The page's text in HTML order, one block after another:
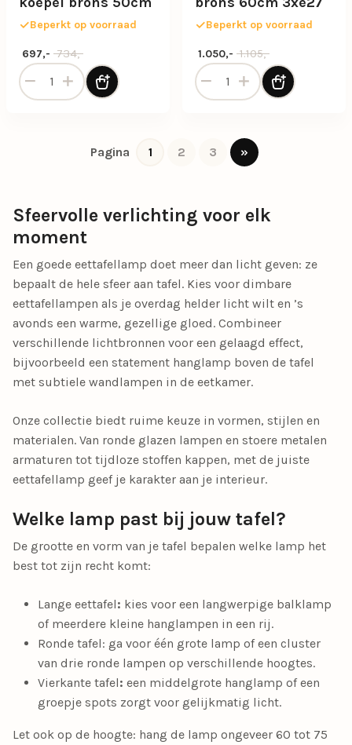
Beperkt op voorraad
734,-
Oorspronkelijke prijs was: 734,-.
697,-
Huidige prijs is: 697,-.
Hanglamp Kelly koepel brons 50cm aantal
Beperkt op voorraad
1.105,-
Oorspronkelijke prijs was:
1.050,-
Huidige prijs is: 1.050,-.
Hanglamp koepel brons
Pagina 1 2 3 »
Sfeervolle verlichting voor elk
moment
Een goede eettafellamp doet meer dan licht geven: ze
bepaalt de hele sfeer aan tafel. Kies voor dimbare
eettafellampen als je overdag helder licht wilt en ’s
avonds een warme, gezellige gloed. Combineer
verschillende lichtbronnen voor een gelaagd effect,
bijvoorbeeld een statement hanglamp boven de tafel
met subtiele wandlampen in de eetkamer.
Onze collectie biedt ruime keuze in vormen, stijlen en
materialen. Van ronde glazen lampen en stoere metalen
armaturen tot tijdloze stoffen kappen, met de juiste
eettafellamp geef je karakter aan je interieur.
Welke lamp past bij jouw tafel?
De grootte en vorm van je tafel bepalen welke lamp het
best tot zijn recht komt:
Lange eettafel: kies voor een langwerpige balklamp
of meerdere kleine hanglampen in een rij.
Ronde tafel: ga voor één grote lamp of een cluster
van drie ronde lampen op verschillende hoogtes.
Vierkante tafel: een middelgrote hanglamp of een
groepje spots zorgt voor gelijkmatig licht.
Let ook op de hoogte: hang de lamp ongeveer 60 tot 75